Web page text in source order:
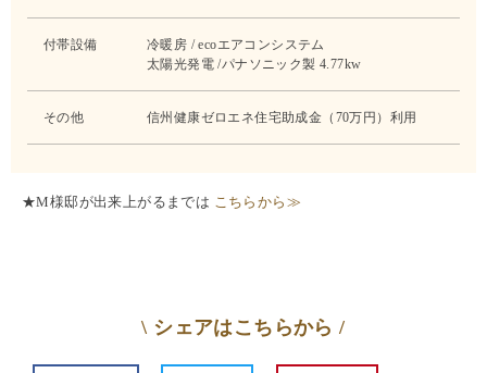
付帯設備
冷暖房 / ecoエアコンシステム
太陽光発電 /パナソニック製 4.77kw
その他 信州健康ゼロエネ住宅助成金（70万円）利用
★M様邸が出来上がるまでは こちらから≫
\ シェアはこちらから /